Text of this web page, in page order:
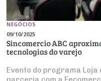
NEGÓCIOS
09/10/2025
Sincomercio ABC
tecnologias do varejo
Evento do programa Loja